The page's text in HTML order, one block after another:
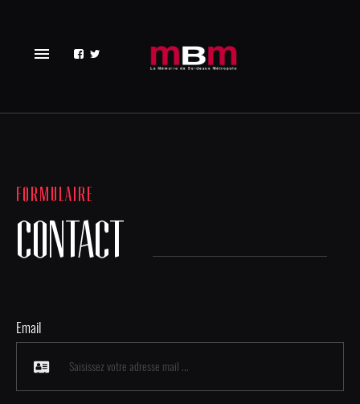
menu
FORMULAIRE
CONTACT
Email